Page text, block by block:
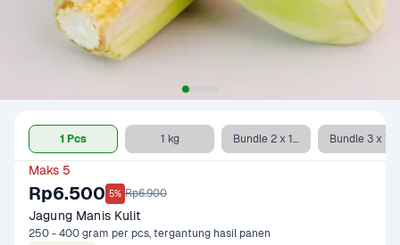
1 Pcs 1 kg Bundle 2 x 1 kg
Maks 5
Rp6.500 5% Rp6.900
Jagung Manis Kulit
250 - 400 gram per pcs, tergantung hasil panen